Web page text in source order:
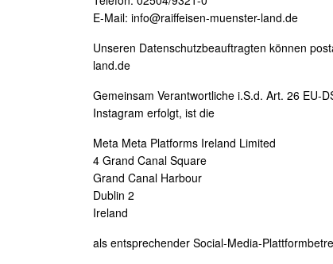
E-Mail: info@raiffeisen-muenster-land.de
Unseren Datenschutzbeauftragten können
land.de
Gemeinsam Verantwortliche i.S.d. Art. 26 EU-
Instagram erfolgt, ist die
Meta Meta Platforms Ireland Limited
4 Grand Canal Square
Grand Canal Harbour
Dublin 2
Ireland
als entsprechender Social-Media-